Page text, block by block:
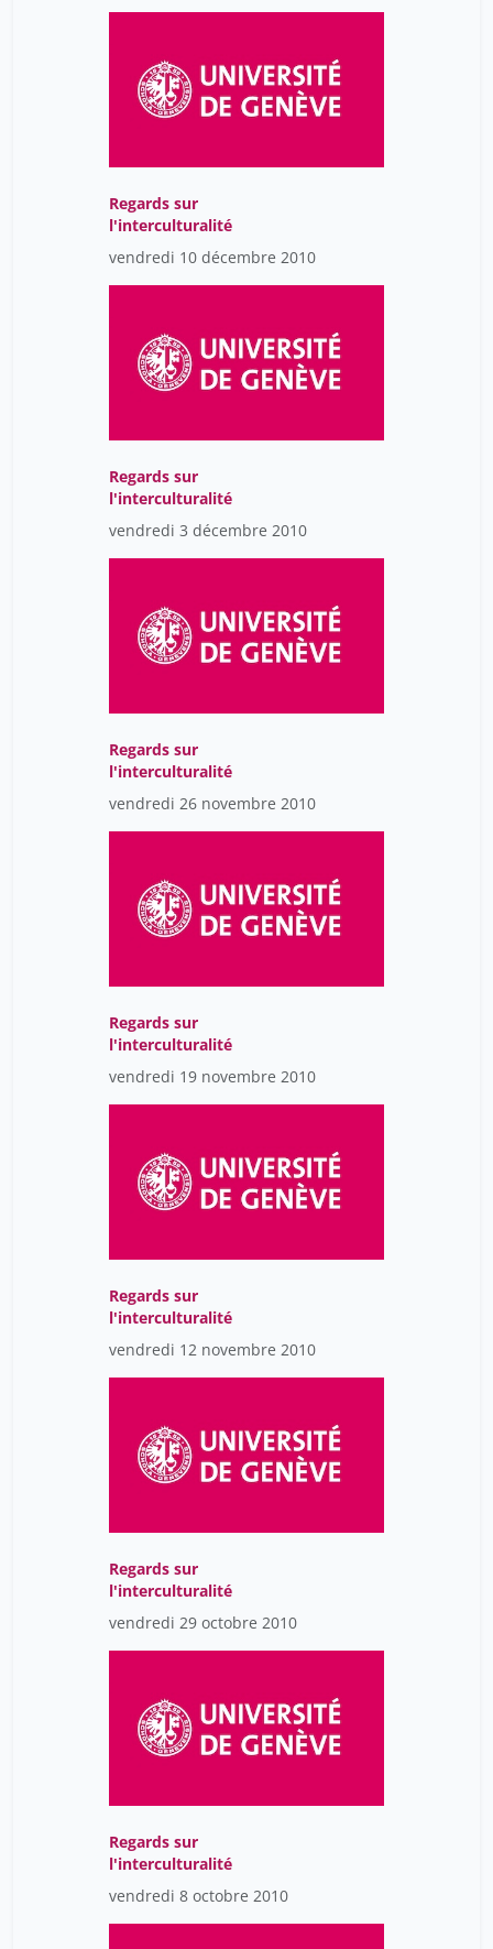
Regards sur
l'interculturalité
vendredi 10 décembre 2010
Regards sur
l'interculturalité
vendredi 3 décembre 2010
Regards sur
l'interculturalité
vendredi 26 novembre 2010
Regards sur
l'interculturalité
vendredi 19 novembre 2010
Regards sur
l'interculturalité
vendredi 12 novembre 2010
Regards sur
l'interculturalité
vendredi 29 octobre 2010
Regards sur
l'interculturalité
vendredi 8 octobre 2010